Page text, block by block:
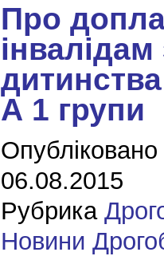
Про
інвалідам
А 1 групи
06.08.2015
Рубрика
Новини